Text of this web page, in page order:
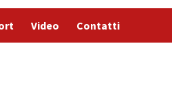
Video Contatti